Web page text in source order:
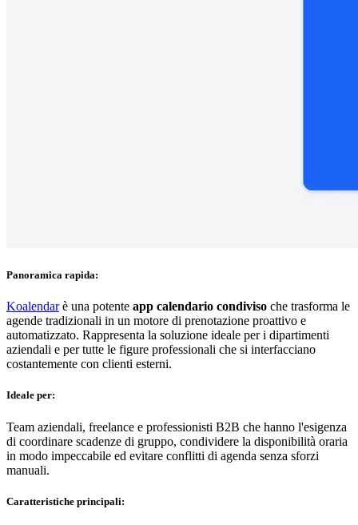
Panoramica rapida:
Koalendarè una potente app calendario condiviso che trasforma le
agende tradizionali in un motore di prenotazione proattivo e
automatizzato. Rappresenta la soluzione ideale per i dipartimenti
aziendali e per tutte le figure professionali che si interfacciano
costantemente con clienti esterni.
Ideale per:
Team aziendali, freelance e professionisti B2B che hanno l'esigenza
di coordinare scadenze di gruppo, condividere la disponibilità oraria
in modo impeccabile ed evitare conflitti di agenda senza sforzi
manuali.
Caratteristiche principali: